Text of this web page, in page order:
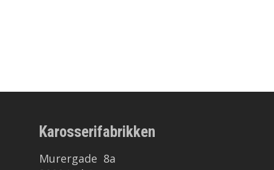
Karosserifabrikken
Murergade 8a